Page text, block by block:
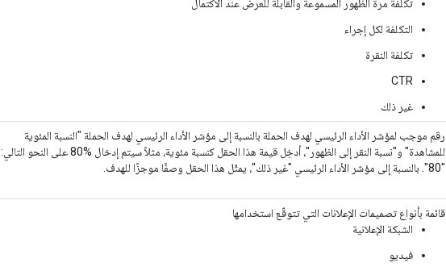
تكلفة مرة الظهور المسموعة والقابلة للعرض عند الاكتمال
التكلفة لكل إجراء
تكلفة النقرة
CTR
غير ذلك
رقم موجب لمؤشر الأداء الرئيسي لهدف الحملة بالنسبة إلى مؤشر الأداء الرئيسي لهدف الحملة "النسبة المئوية
للمشاهدة" و"نسبة النقر إلى الظهور"، أدخِل قيمة هذا الحقل كنسبة مئوية، مثلاً سيتم إدخال %80 على النحو التالي:
"80". بالنسبة إلى مؤشر الأداء الرئيسي "غير ذلك"، يمثّل هذا الحقل وصفًا موجزًا للهدف.
قائمة بأنواع تصميمات الإعلانات التي تتوقّع استخدامها
الشبكة الإعلانية
فيديو